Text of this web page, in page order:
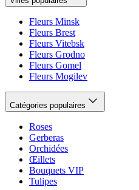
Fleurs Minsk
Fleurs Brest
Fleurs Vitebsk
Fleurs Grodno
Fleurs Gomel
Fleurs Mogilev
Catégories populaires
Roses
Gerberas
Orchidées
Œillets
Bouquets VIP
Tulipes